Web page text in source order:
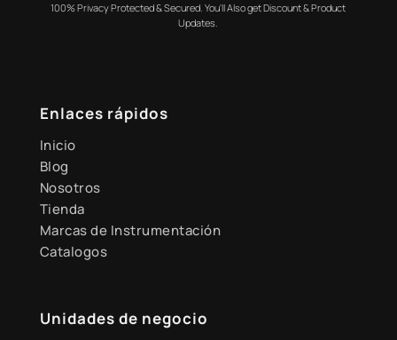
100% Privacy Protected & Secured. You'll Also get Discount & Product
Updates.
Enlaces rápidos
Inicio
Blog
Nosotros
Tienda
Marcas de Instrumentación
Catalogos
Unidades de negocio